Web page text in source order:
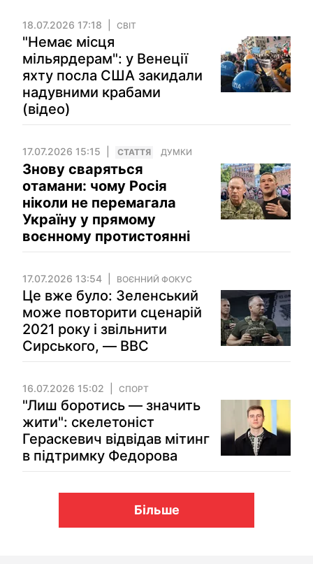
18.07.2026 17:18 СВІТ
"Немає місця
мільярдерам": у Венеції
яхту посла США закидали
надувними крабами
(відео)
17.07.2026 15:15 СТАТТЯ ДУМКИ
Знову сваряться
отамани: чому Росія
ніколи не перемагала
Україну у прямому
воєнному протистоянні
17.07.2026 13:54 ВОЄННИЙ ФОКУС
Це вже було: Зеленський
може повторити сценарій
2021 року і звільнити
Сирського, — BBC
16.07.2026 15:02 СПОРТ
"Лиш боротись — значить
жити": скелетоніст
Гераскевич відвідав мітинг
в підтримку Федорова
Більше